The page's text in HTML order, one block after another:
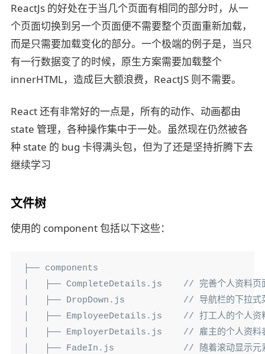
ReactJs 的好处在于当几个页面有相同的部分时，从一
个页面切换到另一个页面便不需要整个页面重新加载，
而是只需要加载变化的部分。一个极端的例子是，当只
有一行数据变了的时候，原生方案需要加载整个
innerHTML，造成巨大额浪费，ReactJS 则不需要。
React 还有非常好的一点是，所有的动作、动画都由
state 管理，各种操作集中于一处。虽然现在仍然被各
种 state 的 bug 卡得满头包，但为了还是坚持折腾下去
继续学习
文件树
使用的 component 包括以下这些：
├── components
│   ├── CompleteDetails.js    // 完善个人资料页
│   ├── DropDown.js           // 导航栏的下拉式
│   ├── EmployeeDetails.js    // 打工人的个人资
│   ├── EmployerDetails.js    // 雇主的个人资料
│   ├── FadeIn.js             // 随着滚动显示元素